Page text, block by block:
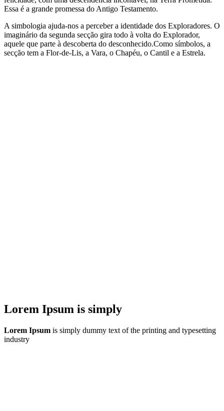
Essa é a grande promessa do Antigo Testamento.
A simbologia ajuda-nos a perceber a identidade dos Exploradores. O
imaginário da segunda secção gira todo à volta do Explorador,
aquele que parte à descoberta do desconhecido.Como símbolos, a
secção tem a Flor-de-Lis, a Vara, o Chapéu, o Cantil e a Estrela.
Lorem Ipsum is simply
Lorem Ipsum is simply dummy text of the printing and typesetting
industry